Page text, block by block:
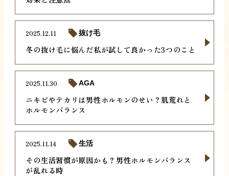
冬の抜け毛に悩んだ私が試して良かった3つのこと
2025.12.11 抜け毛
ニキビやテカリは男性ホルモンのせい？肌荒れと
ホルモンバランス
2025.11.30 AGA
その生活習慣が原因かも？男性ホルモンバランス
が乱れる時
2025.11.14 生活